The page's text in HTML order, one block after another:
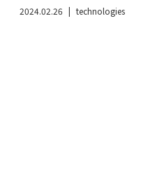
2024.02.26 technologies